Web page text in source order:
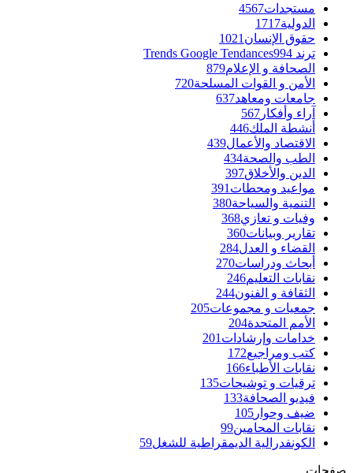
مستجدات4567
الدولية1717
حقوق الإنسان 1021
ترند Trends Google Tendances 994
الصحافة و الإعلام879
الأمن و القوات المسلحة720
جامعات ومعاهد637
آراء وأفكار 567
أنشطة الملك446
الاقتصاد والأعمال439
الطب والصحة434
الدين والأخلاق397
مواعيد ومحطات 391
التنمية والسياحة380
وفيات و تعازي368
تقارير وبيانات360
القضاء و العدل284
أبحاث ودراسات270
نقابات التعليم246
الثقافة و الفنون244
جمعيات و مجموعات205
الأمم المتحدة204
خدامات وإرشادات 201
كتب ومراجيع172
نقابات الأطباء166
ترقيات و توشيحات135
فيديو الصحافة133
ضيف وحوار 105
نقابات المحامين99
الكونفدرالية الديمقراطية للشغل59
صفحات